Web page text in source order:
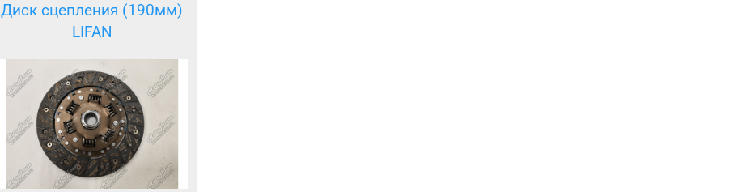
Диск сцепления (190мм)
LIFAN